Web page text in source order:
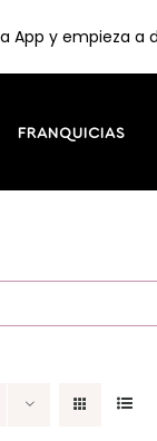
FRANQUICIAS
App y empieza a